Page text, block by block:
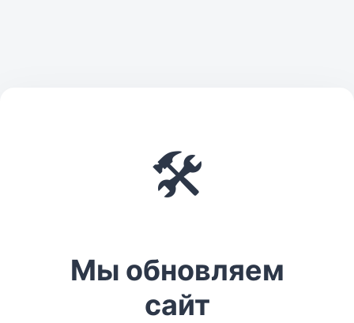
🛠️
Мы обновляем
сайт